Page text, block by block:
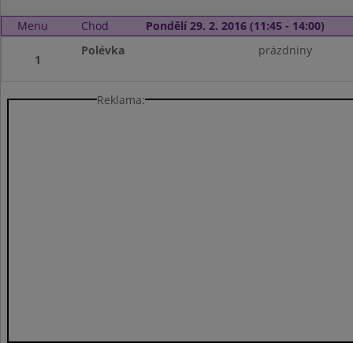
Menu Chod Pondělí 29. 2. 2016 (11:45 - 14:00)
1
Polévka prázdniny
Reklama: